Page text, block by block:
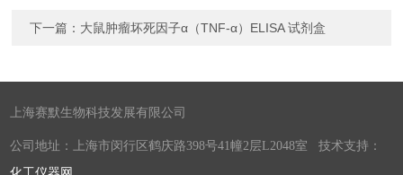
下一篇： 大鼠肿瘤坏死因子α（TNF-α）ELISA 试剂盒
上海赛默生物科技发展有限公司
公司地址：上海市闵行区鹤庆路398号41幢2层L2048室 技术支持：